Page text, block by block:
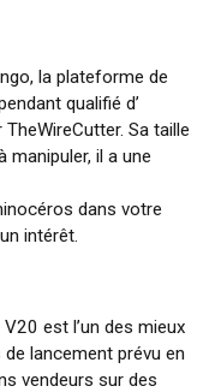
la plateforme de
qualifié d’
Sa taille
il a une
dans votre
intérêt.
est l’un des mieux
de lancement prévu en
vendeurs sur des